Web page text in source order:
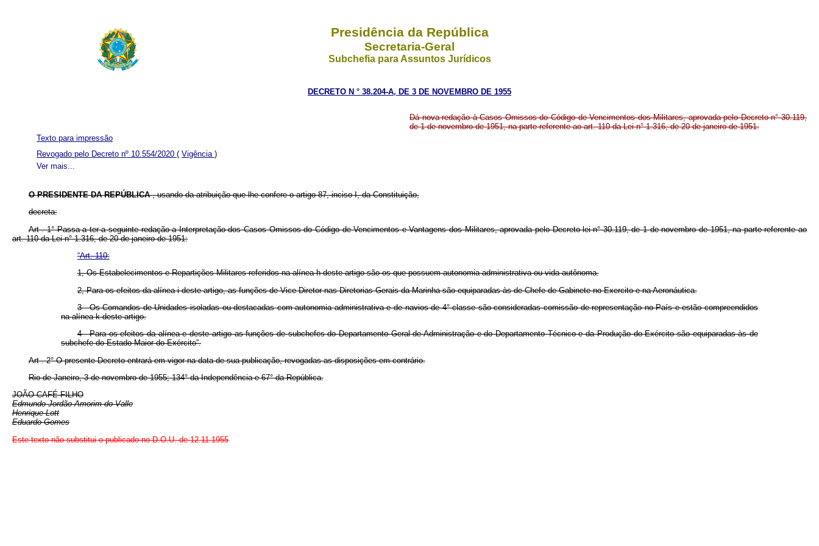
Presidência da República
Secretaria-Geral
Subchefia para Assuntos Jurídicos
DECRETO N ° 38.204-A, DE 3 DE NOVEMBRO DE 1955
Dá nova redação à Casos Omissos do Código de Vencimentos dos Militares, aprovada pelo Decreto n° 30.119,
de 1 de novembro de 1951, na parte referente ao art. 110 da Lei n° 1.316, de 20 de janeiro de 1951.
Ver mais...
Texto para impressão
Revogado pelo Decreto nº 10.554/2020 ( Vigência )
O PRESIDENTE DA REPÚBLICA, usando da atribuição que lhe confere o artigo 87, inciso I, da Constituição,
decreta:
Art . 1° Passa a ter a seguinte redação a Interpretação dos Casos Omissos do Código de Vencimentos e Vantagens dos Militares, aprovada pelo Decreto-lei n° 30.119, de 1 de novembro de 1951, na parte referente ao
art. 110 da Lei n° 1.316, de 20 de janeiro de 1951:
“Art. 110:
1, Os Estabelecimentos e Repartições Militares referidos na alínea h deste artigo são os que possuem autonomia administrativa ou vida autônoma.
2, Para os efeitos da alínea i deste artigo, as funções de Vice-Diretor nas Diretorias Gerais da Marinha são equiparadas às de Chefe de Gabinete no Exercito e na Aeronáutica.
3 - Os Comandos de Unidades isoladas ou destacadas com autonomia administrativa e de navios de 4° classe são consideradas comissão de representação no País e estão compreendidos
na alínea k deste artigo.
4 - Para os efeitos da alínea e deste artigo as funções de subchefes do Departamento Geral de Administração e do Departamento Técnico e da Produção do Exército são equiparadas às de
subchefe do Estado-Maior do Exército”.
Art . 2° O presente Decreto entrará em vigor na data de sua publicação, revogadas as disposições em contrário.
Rio de Janeiro, 3 de novembro de 1955; 134° da Independência e 67° da República.
JOÃO CAFÉ FILHO
Edmundo Jordão Amorim do Valle
Henrique Lott
Eduardo Gomes
Este texto não substitui o publicado no D.O.U. de 12.11.1955